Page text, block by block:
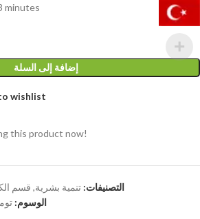
minutes
إضافة إلى السلة
wishlist
this product now!
التصنيفات: تنمية بشرية, قسم
الوسوم: